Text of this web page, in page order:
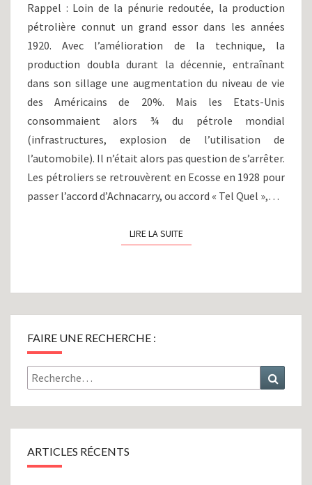
ÉNERGÉTIQUE
1/2
(1939-
1941)
Rappel : Loin de la pénurie redoutée, la production
pétrolière connut un grand essor dans les années
1920. Avec l’amélioration de la technique, la
production doubla durant la décennie, entraînant
dans son sillage une augmentation du niveau de vie
des Américains de 20%. Mais les Etats-Unis
consommaient alors ¾ du pétrole mondial
(infrastructures, explosion de l’utilisation de
l’automobile). Il n’était alors pas question de s’arrêter.
Les pétroliers se retrouvèrent en Ecosse en 1928 pour
passer l’accord d’Achnacarry, ou accord « Tel Quel »,…
LIRE LA SUITELIRE LA SUITE
FAIRE UNE RECHERCHE :
Rechercher :
ARTICLES RÉCENTS